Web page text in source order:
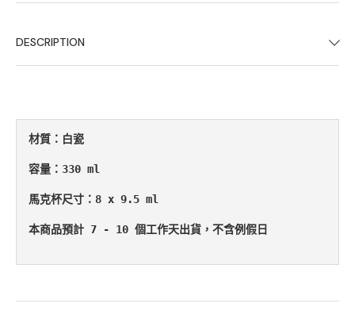
DESCRIPTION
材質：白瓷
容量：330 ml
馬克杯尺寸：8 x 9.5 ml
本商品預計 7 - 10 個工作天出貨，不含例假日